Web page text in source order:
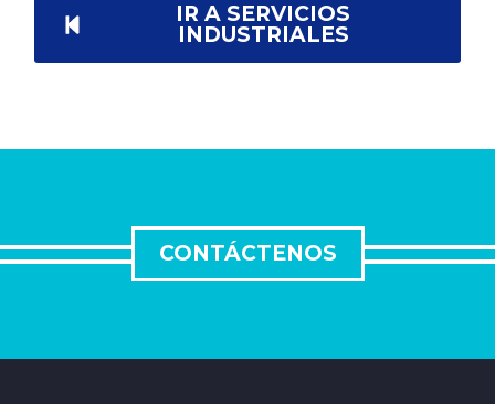
IR A SERVICIOS
INDUSTRIALES
CONTÁCTENOS